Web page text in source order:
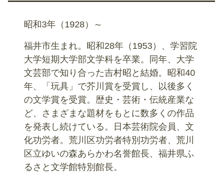
昭和3年（1928）～
福井市生まれ。昭和28年（1953）、学習院
大学短期大学部文学科を卒業。同年、大学
文芸部で知り合った吉村昭と結婚。昭和40
年、「玩具」で芥川賞を受賞し、以後多く
の文学賞を受賞。歴史・芸術・伝統産業な
ど、さまざまな題材をもとに数多くの作品
を発表し続けている。日本芸術院会員、文
化功労者。荒川区功労者特別功労者、荒川
区立ゆいの森あらかわ名誉館長、福井県ふ
るさと文学館特別館長。